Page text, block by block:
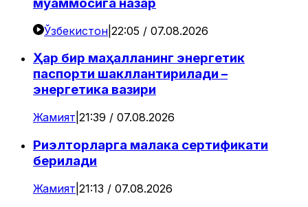
Ўзбекистон 22:05 / 07.08.2026
Ҳар бир маҳалланинг энергетик
паспорти шакллантирилади –
энергетика вазири
Жамият 21:39 / 07.08.2026
Риэлторларга малака сертификати
берилади
Жамият 21:13 / 07.08.2026